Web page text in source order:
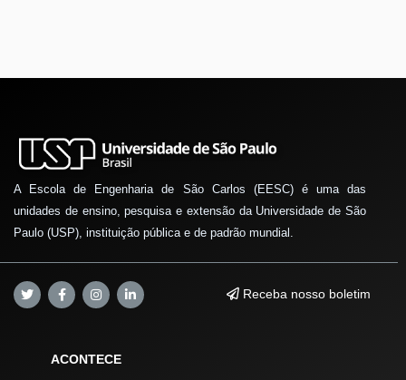
A Escola de Engenharia de São Carlos (EESC) é uma das
unidades de ensino, pesquisa e extensão da Universidade de São
Paulo (USP), instituição pública e de padrão mundial.
Receba nosso boletim
ACONTECE